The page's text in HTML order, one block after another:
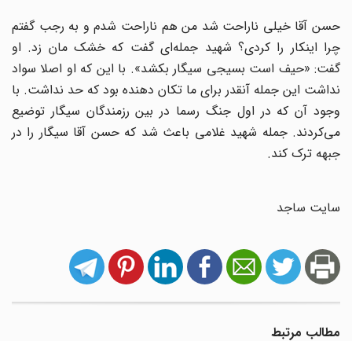
حسن آقا خیلی ناراحت شد من هم ناراحت شدم و به رجب گفتم
چرا اینکار را کردی؟ شهید جمله‌ای گفت که خشک مان زد. او
گفت: «حیف است بسیجی سیگار بکشد». با این که او اصلا سواد
نداشت این جمله آنقدر برای ما تکان دهنده بود که حد نداشت. با
وجود آن که در اول جنگ رسما در بین رزمندگان سیگار توضیع
می‌کردند. جمله شهید غلامی باعث شد که حسن آقا سیگار را در
جبهه ترک کند.
سایت ساجد
مطالب مرتبط